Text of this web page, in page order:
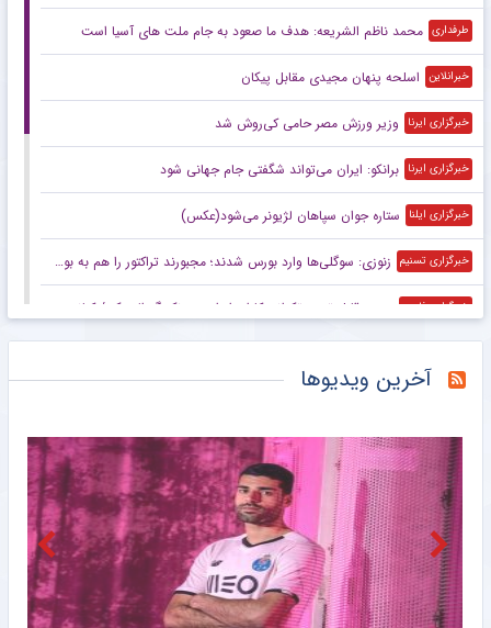
طرفداری محمد ناظم الشریعه: هدف ما صعود به جام ملت های آسیا است
خبرانلاین اسلحه پنهان مجیدی مقابل پیکان
خبرگزاری ایرنا وزیر ورزش مصر حامی کی‌روش شد
خبرگزاری ایرنا برانکو: ایران می‌تواند شگفتی جام جهانی شود
خبرگزاری ایلنا ستاره جوان سپاهان لژیونر می‌شود(عکس)
خبرگزاری تسنیم زنوزی: سوگلی‌ها وارد بورس شدند؛ مجبورند تراکتور را هم به بورس ببرند/ بدهی‌های ما کمتر از ۲ میلیارد تومان است
خبرگزاری فارس صعود قابل توجه تکواندوکاران ایران در رنکینگ المپیکی/ کیانی و میرحسینی در جمع ۲۰ تکواندوکار برتر جهان
خبرگزاری دانشجو آخرین رتبه استقلال و پرسپولیس در جهان
خبرانلاین ببینید | کنایه حجت‌الاسلام برمایی به ماجرای راه ندادن بانوان به ورزشگاه امام رضا مشهد
طرفداری حضور دژاگه در تمرینات نساجی؛ زوج اشکان – مسعود شجاعی این بار در مازندران؟
طرفداری تازه‌ ترین رده‌ بندی تیم‌ های باشگاهی | سقوط پرسپولیس و صعود استقلال
آخرین ویدیوها